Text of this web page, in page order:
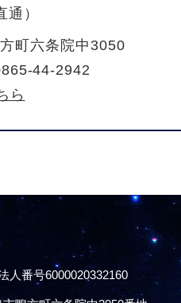
通）
町六条院中3050
44-2942
ら
人番号6000020332160